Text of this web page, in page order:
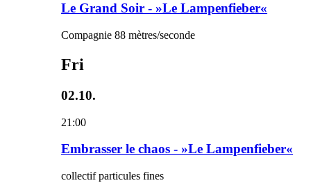
Le Grand Soir - »Le Lampenfieber«
Compagnie 88 mètres/seconde
Fri
02.10.
21:00
Embrasser le chaos - »Le Lampenfieber«
collectif particules fines